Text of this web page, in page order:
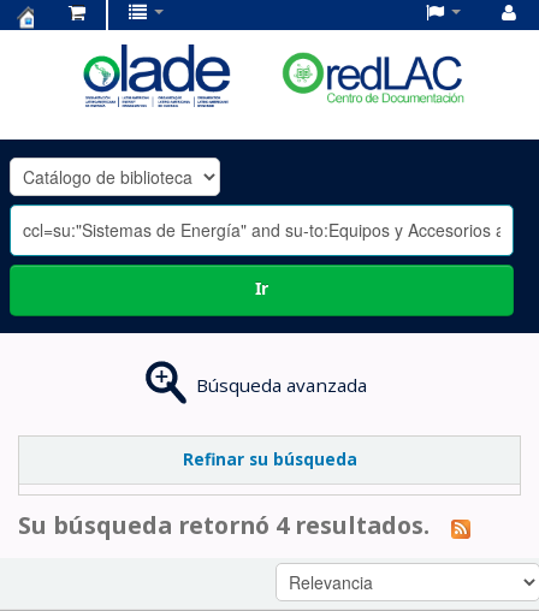
OLADE
-
Ir
Búsqueda avanzada
Refinar su búsqueda
Su búsqueda retornó 4 resultados.